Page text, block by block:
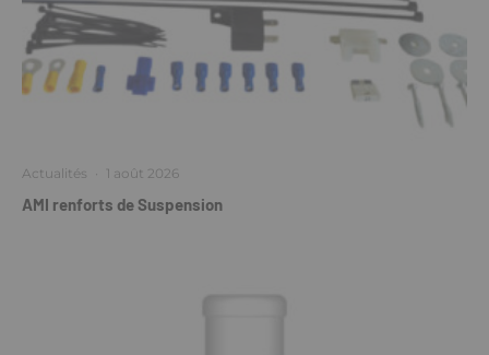
Actualités · 1 août 2026
AMI renforts de Suspension